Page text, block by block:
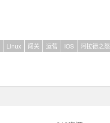
Linux 闯关 运营 IOS 阿拉德之怒